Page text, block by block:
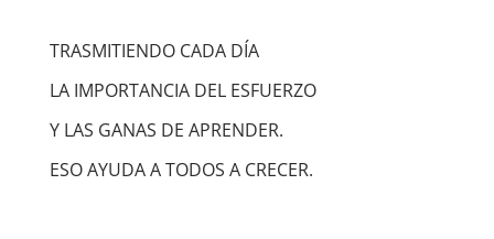
TRASMITIENDO CADA DÍA
LA IMPORTANCIA DEL ESFUERZO
Y LAS GANAS DE APRENDER.
ESO AYUDA A TODOS A CRECER.